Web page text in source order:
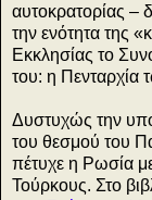
αυτοκρατορίας –
την ενότητα της
Εκκλησίας το
του: η Πενταρχία
Δυστυχώς την
του θεσμού του
πέτυχε η Ρωσία
Τούρκους. Στο